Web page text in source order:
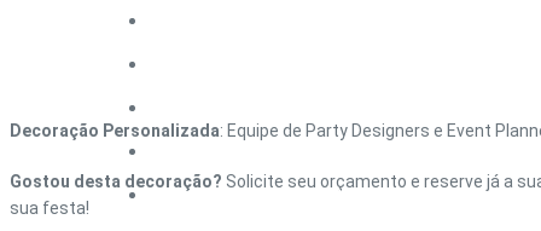
HOME – FORMATURA
Decoração Personalizada: Equipe de Party Designers e Event
Gostou desta decoração? Solicite seu orçamento e reserve já a
sua festa!